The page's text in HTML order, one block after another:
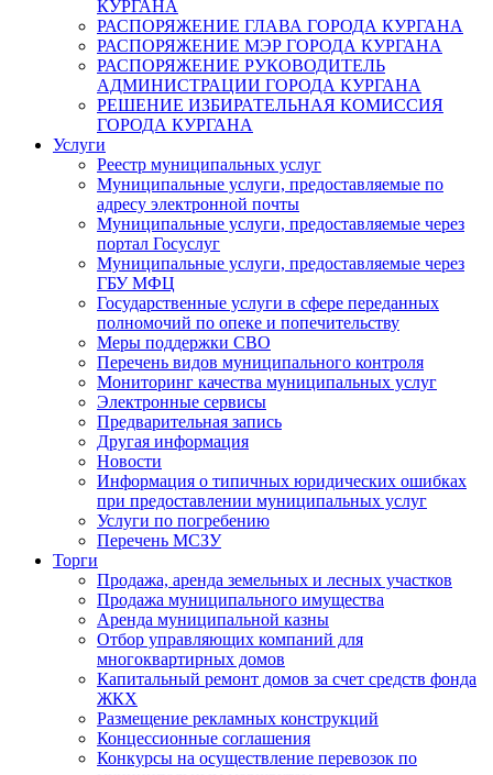
КУРГАНА
РАСПОРЯЖЕНИЕ ГЛАВА ГОРОДА КУРГАНА
РАСПОРЯЖЕНИЕ МЭР ГОРОДА КУРГАНА
РАСПОРЯЖЕНИЕ РУКОВОДИТЕЛЬ
АДМИНИСТРАЦИИ ГОРОДА КУРГАНА
РЕШЕНИЕ ИЗБИРАТЕЛЬНАЯ КОМИССИЯ
ГОРОДА КУРГАНА
Услуги
Реестр муниципальных услуг
Муниципальные услуги, предоставляемые по
адресу электронной почты
Муниципальные услуги, предоставляемые через
портал Госуслуг
Муниципальные услуги, предоставляемые через
ГБУ МФЦ
Государственные услуги в сфере переданных
полномочий по опеке и попечительству
Меры поддержки СВО
Перечень видов муниципального контроля
Мониторинг качества муниципальных услуг
Электронные сервисы
Предварительная запись
Другая информация
Новости
Информация о типичных юридических ошибках
при предоставлении муниципальных услуг
Услуги по погребению
Перечень МСЗУ
Торги
Продажа, аренда земельных и лесных участков
Продажа муниципального имущества
Аренда муниципальной казны
Отбор управляющих компаний для
многоквартирных домов
Капитальный ремонт домов за счет средств фонда
ЖКХ
Размещение рекламных конструкций
Концессионные соглашения
Конкурсы на осуществление перевозок по